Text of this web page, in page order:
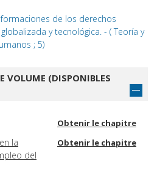
de los derechos
y tecnológica. - ( Teoría y
; 5)
VOLUME (DISPONIBLES
Obtenir le chapitre
la
del
Obtenir le chapitre